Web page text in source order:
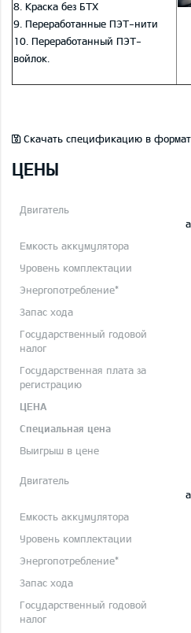
8. Краска без БТХ
9. Переработанные ПЭТ-нити
10. Переработанный ПЭТ-
войлок.
Скачать спецификацию в
ЦЕНЫ